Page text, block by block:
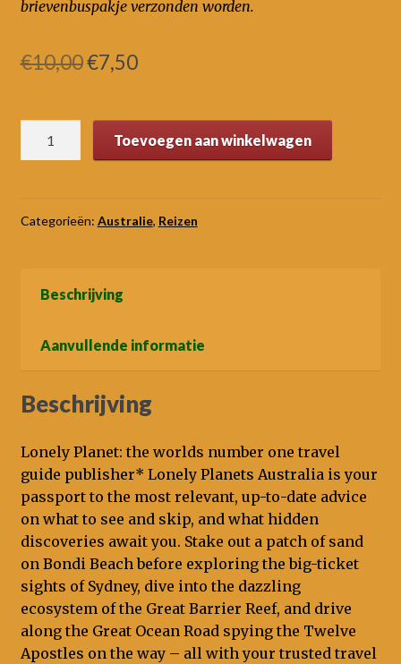
brievenbuspakje verzonden worden.
€10,00Oorspronkelijke
was:
€10,00.
€7,50Huidige
is:
€7,50.
ed)
Toevoegen aan winkelwagen
Categorieën: Australie, Reizen
Beschrijving
Aanvullende informatie
Beschrijving
Lonely Planet: the worlds number one travel
guide publisher* Lonely Planets Australia is your
passport to the most relevant, up-to-date advice
on what to see and skip, and what hidden
discoveries await you. Stake out a patch of sand
on Bondi Beach before exploring the big-ticket
sights of Sydney, dive into the dazzling
ecosystem of the Great Barrier Reef, and drive
along the Great Ocean Road spying the Twelve
Apostles on the way – all with your trusted travel